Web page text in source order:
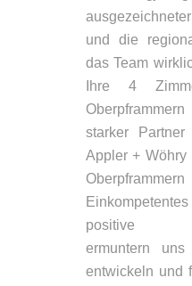
und die
das Team
Ihre 4
starker
Appler + Wöhry
positive
ermuntern
entwickeln und